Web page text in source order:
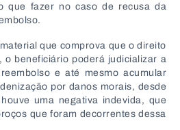
que fazer no caso de recusa da
que comprova que o direito
o beneficiário poderá judicializar a
e até mesmo acumular
por danos morais, desde
uma negativa indevida, que
que foram decorrentes dessa